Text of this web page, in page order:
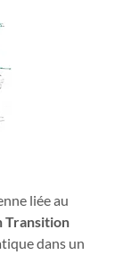
liée au
Transition
dans un